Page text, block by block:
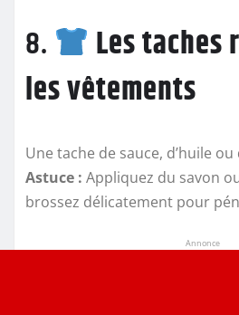
8.
Les taches
les vêtements
Une tache de sauce, d’huile
Astuce : Appliquez du savon
brossez délicatement pour
Annonce